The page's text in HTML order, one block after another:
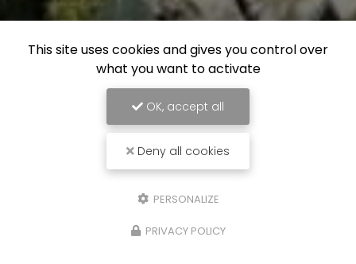
This site uses cookies and gives you control over
what you want to activate
OK, accept all
Deny all cookies
PERSONALIZE
PRIVACY POLICY